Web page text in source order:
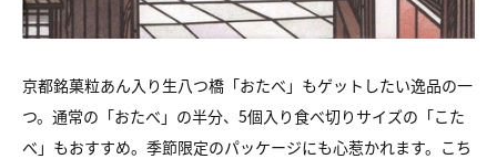
京都銘菓粒あん入り生八つ橋「おたべ」もゲットしたい逸品の一
つ。通常の「おたべ」の半分、5個入り食べ切りサイズの「こた
べ」もおすすめ。季節限定のパッケージにも心惹かれます。こち